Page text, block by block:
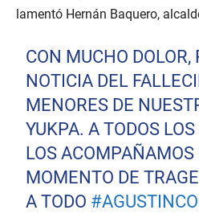
lamentó Hernán Baquero,
CON MUCHO
NOTICIA DEL
MENORES DE
YUKPA. A TODOS
LOS ACOMPAÑAMOS
MOMENTO DE
A TODO